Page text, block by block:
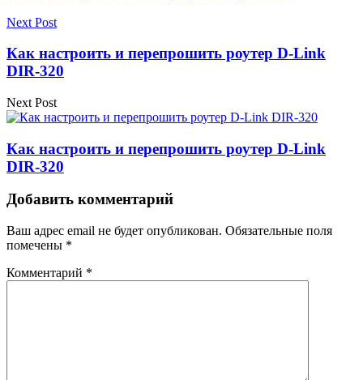
Next Post
Как настроить и перепрошить роутер D-Link
DIR-320
Next Post
Как настроить и перепрошить роутер D-Link
DIR-320
Добавить комментарий
Ваш адрес email не будет опубликован. Обязательные поля
помечены *
Комментарий *